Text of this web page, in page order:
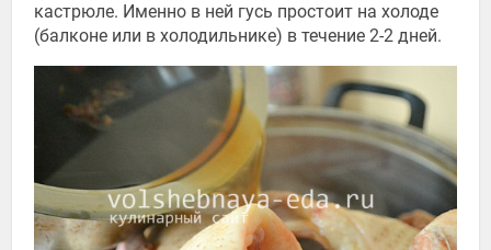
кастрюле. Именно в ней гусь простоит на холоде
(балконе или в холодильнике) в течение 2-2 дней.